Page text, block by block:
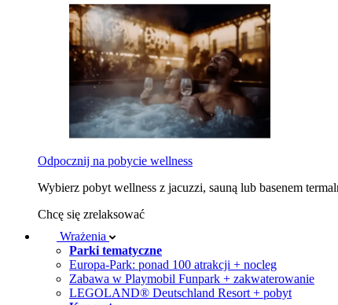
Odpocznij na pobycie wellness
Wybierz pobyt wellness z jacuzzi, sauną lub basenem
Chcę się zrelaksować
Wrażenia
Parki tematyczne
Europa-Park: ponad 100 atrakcji + nocleg
Zabawa w Playmobil Funpark + zakwaterowanie
LEGOLAND® Deutschland Resort + pobyt